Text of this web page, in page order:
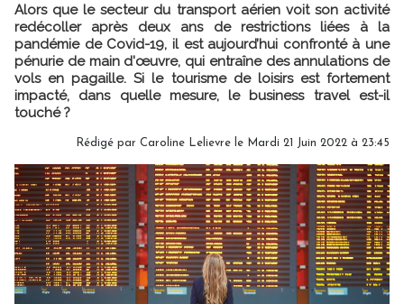
Alors que le secteur du transport aérien voit son activité
redécoller après deux ans de restrictions liées à la
pandémie de Covid-19, il est aujourd’hui confronté à une
pénurie de main d'œuvre, qui entraîne des annulations de
vols en pagaille. Si le tourisme de loisirs est fortement
impacté, dans quelle mesure, le business travel est-il
touché ?
Rédigé par Caroline Lelievre le Mardi 21 Juin 2022 à 23:45